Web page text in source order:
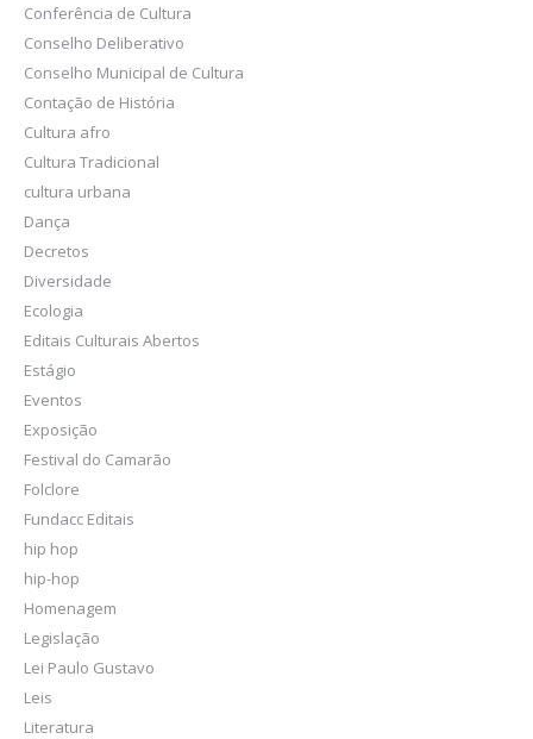
Conferência de Cultura
Conselho Deliberativo
Conselho Municipal de Cultura
Contação de História
Cultura afro
Cultura Tradicional
cultura urbana
Dança
Decretos
Diversidade
Ecologia
Editais Culturais Abertos
Estágio
Eventos
Exposição
Festival do Camarão
Folclore
Fundacc Editais
hip hop
hip-hop
Homenagem
Legislação
Lei Paulo Gustavo
Leis
Literatura